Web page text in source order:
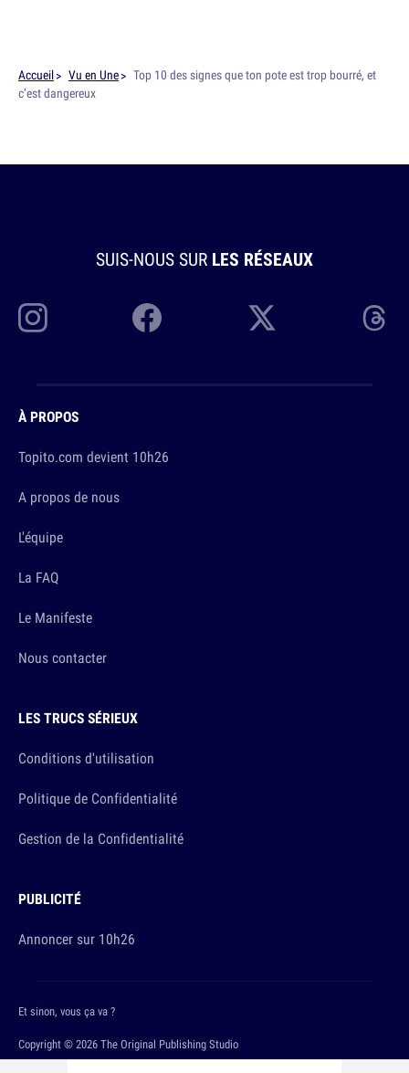
Accueil Vu en Une
Top 10 des signes que ton pote est trop bourré, et
c’est dangereux
SUIS-NOUS SUR LES RÉSEAUX
À PROPOS
Topito.com devient 10h26
A propos de nous
L'équipe
La FAQ
Le Manifeste
Nous contacter
LES TRUCS SÉRIEUX
Conditions d'utilisation
Politique de Confidentialité
Gestion de la Confidentialité
PUBLICITÉ
Annoncer sur 10h26
Copyright © 2026 The Original Publishing Studio
Et sinon, vous ça va ?